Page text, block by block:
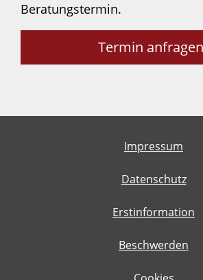
Beratungstermin.
Termin anfragen
Impressum
Datenschutz
Erstinformation
Beschwerden